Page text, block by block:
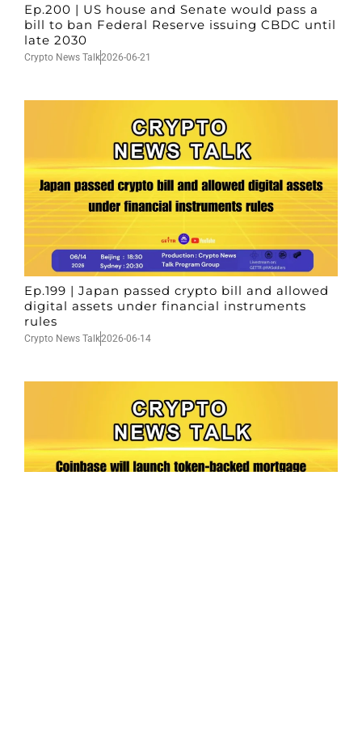
Ep.200 | US house and Senate would pass a
bill to ban Federal Reserve issuing CBDC until
late 2030
Crypto News Talk2026-06-21
Ep.199 | Japan passed crypto bill and allowed
digital assets under financial instruments
rules
Crypto News Talk2026-06-14